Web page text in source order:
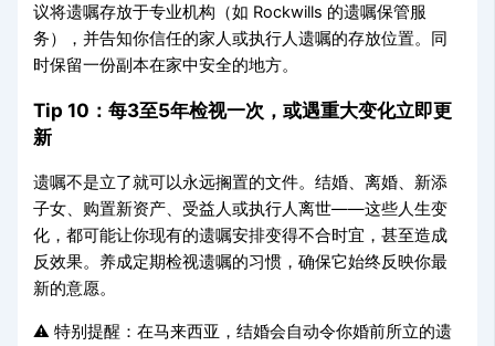
议将遗嘱存放于专业机构（如 Rockwills 的遗嘱保管服
务），并告知你信任的家人或执行人遗嘱的存放位置。同
时保留一份副本在家中安全的地方。
Tip 10：每3至5年检视一次，或遇重大变化立即更
新
遗嘱不是立了就可以永远搁置的文件。结婚、离婚、新添
子女、购置新资产、受益人或执行人离世——这些人生变
化，都可能让你现有的遗嘱安排变得不合时宜，甚至造成
反效果。养成定期检视遗嘱的习惯，确保它始终反映你最
新的意愿。
⚠️ 特别提醒：在马来西亚，结婚会自动令你婚前所立的遗